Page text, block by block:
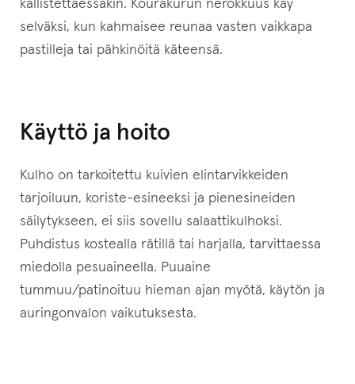
e
t
o
u
kallistettaessakin. Kourakurun nerokkuus käy
selväksi, kun kahmaisee reunaa vasten vaikkapa
pastilleja tai pähkinöitä käteensä.
Käyttö ja hoito
Kulho on tarkoitettu kuivien elintarvikkeiden
tarjoiluun, koriste-esineeksi ja pienesineiden
säilytykseen, ei siis sovellu salaattikulhoksi.
Puhdistus kostealla rätillä tai harjalla, tarvittaessa
miedolla pesuaineella. Puuaine
tummuu/patinoituu hieman ajan myötä, käytön ja
auringonvalon vaikutuksesta.